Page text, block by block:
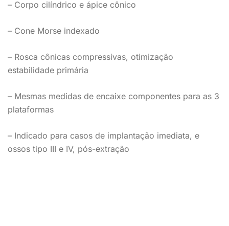
– Corpo cilíndrico e ápice cônico
– Cone Morse indexado
– Rosca cônicas compressivas, otimização
estabilidade primária
– Mesmas medidas de encaixe componentes para as 3
plataformas
– Indicado para casos de implantação imediata, e
ossos tipo III e IV, pós-extração